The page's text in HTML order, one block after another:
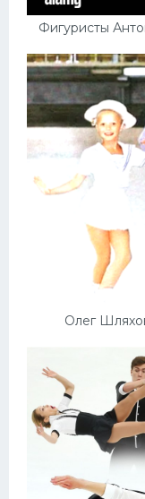
Фигуристы
Олег